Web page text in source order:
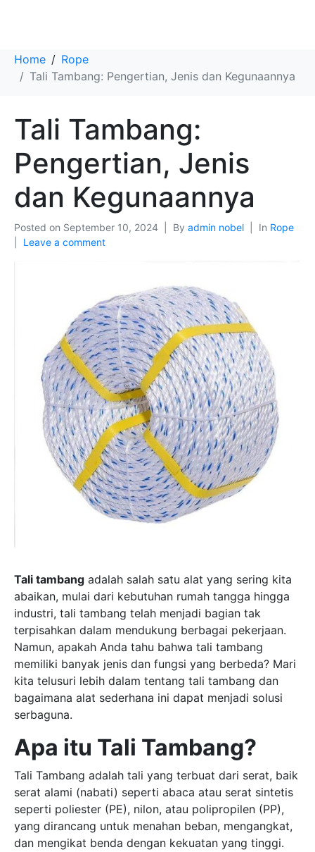
Home
Rope
Tali Tambang: Pengertian, Jenis dan Kegunaannya
Tali Tambang:
Pengertian, Jenis
dan Kegunaannya
Posted on September 10, 2024 By admin nobel In Rope
Leave a comment
Tali tambang adalah salah satu alat yang sering kita
abaikan, mulai dari kebutuhan rumah tangga hingga
industri, tali tambang telah menjadi bagian tak
terpisahkan dalam mendukung berbagai pekerjaan.
Namun, apakah Anda tahu bahwa tali tambang
memiliki banyak jenis dan fungsi yang berbeda? Mari
kita telusuri lebih dalam tentang tali tambang dan
bagaimana alat sederhana ini dapat menjadi solusi
serbaguna.
Apa itu Tali Tambang?
Tali Tambang adalah tali yang terbuat dari serat, baik
serat alami (nabati) seperti abaca atau serat sintetis
seperti poliester (PE), nilon, atau polipropilen (PP),
yang dirancang untuk menahan beban, mengangkat,
dan mengikat benda dengan kekuatan yang tinggi.